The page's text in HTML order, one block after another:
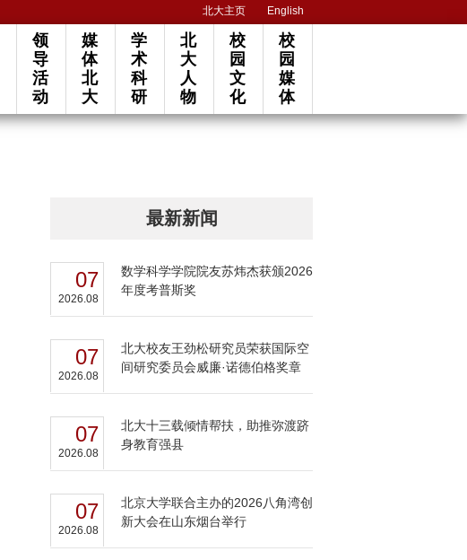
北大主页 English
领
导
活
动
媒
体
北
大
学
术
科
研
北
大
人
物
校
园
文
化
校
园
媒
体
最新新闻
07
2026.08
数学科学学院院友苏炜杰获颁2026
年度考普斯奖
07
2026.08
北大校友王劲松研究员荣获国际空
间研究委员会威廉·诺德伯格奖章
07
2026.08
北大十三载倾情帮扶，助推弥渡跻
身教育强县
07
2026.08
北京大学联合主办的2026八角湾创
新大会在山东烟台举行